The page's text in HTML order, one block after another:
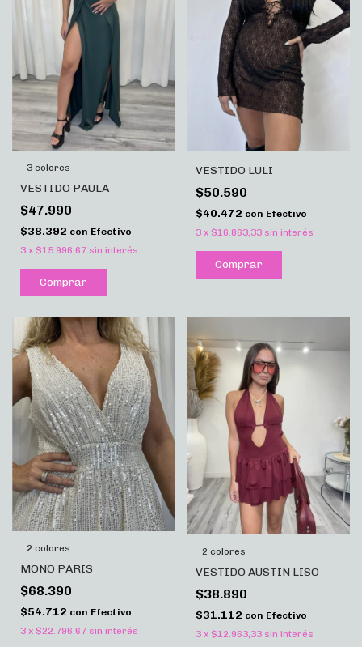
3 colores
VESTIDO PAULA
$47.990
$38.392 con Efectivo
3 x $15.996,67 sin interés
Comprar
VESTIDO LULI
$50.590
$40.472 con Efectivo
3 x $16.863,33 sin interés
Comprar
2 colores
MONO PARIS
$68.390
$54.712 con Efectivo
3 x $22.796,67 sin interés
2 colores
VESTIDO AUSTIN LISO
$38.890
$31.112 con Efectivo
3 x $12.963,33 sin interés